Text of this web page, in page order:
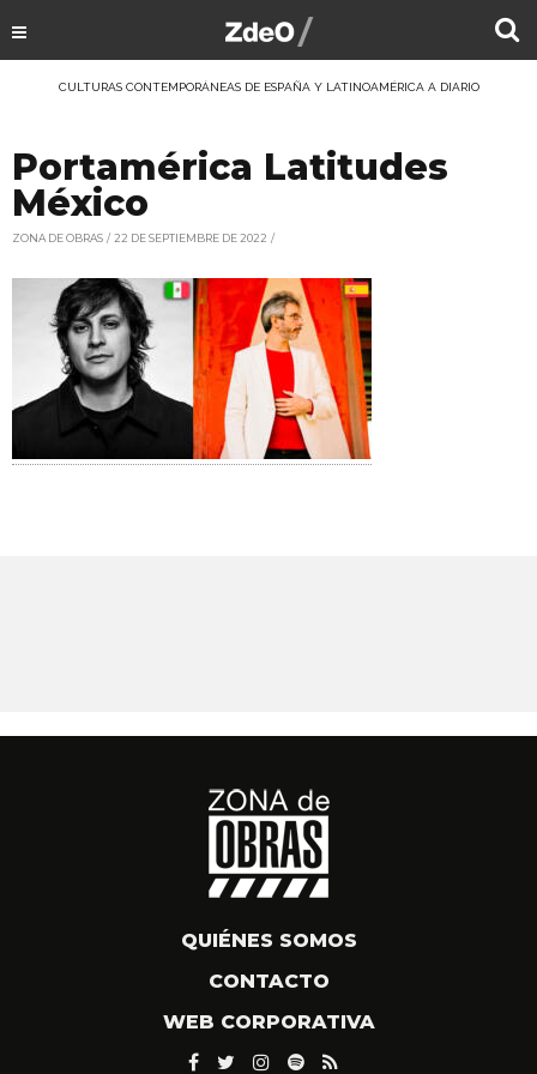
CULTURAS CONTEMPORÁNEAS DE ESPAÑA Y LATINOAMÉRICA A DIARIO
Portamérica Latitudes
México
ZONA DE OBRAS 22 DE SEPTIEMBRE DE 2022
QUIÉNES SOMOS
CONTACTO
WEB CORPORATIVA